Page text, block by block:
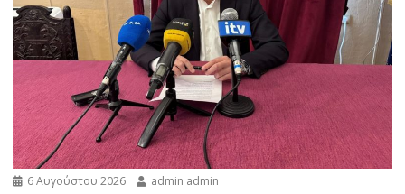
6 Αυγούστου 2026 admin admin